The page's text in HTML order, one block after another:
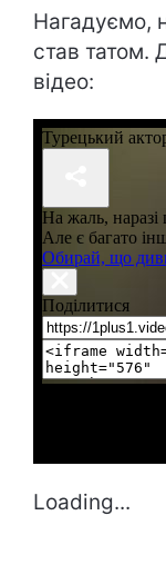
Нагадуємо,
став татом.
відео:
Loading...